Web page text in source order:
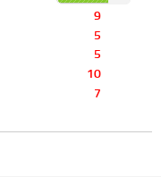
9
5
5
10
7